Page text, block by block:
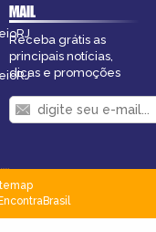
MAIL
Receba grátis as
principais notícias,
dicas e promoções